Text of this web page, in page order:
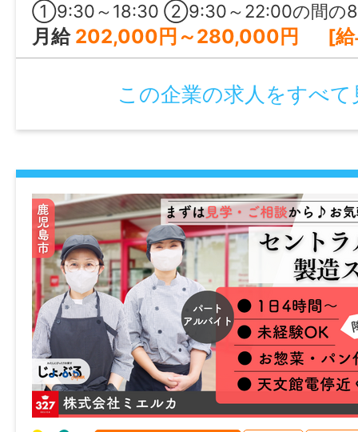
就業日
月～日曜日の週5日程度（シフト制）
休日・休暇
諸手当
昇給あり
加入保険等
雇用保険、労災保険
時間外
なし
①9:30～18:30 ②9:30～22:00の間の8時間程度 ※①もしくは② ※1ヶ
月給 202,000円～280,000円 [給与の内訳] 基本給：182,000円～240,000円 職
この企業の求人をすべて